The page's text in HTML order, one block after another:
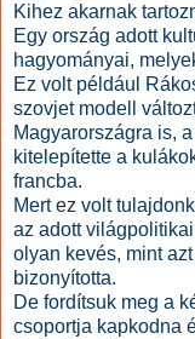
Kihez akarnak
Egy ország adott
hagyományai,
Ez volt például
szovjet modell
Magyarországra is,
kitelepítette a
francba.
Mert ez volt
az adott
olyan kevés, mint
bizonyította.
De fordítsuk meg a
csoportja kapkodna